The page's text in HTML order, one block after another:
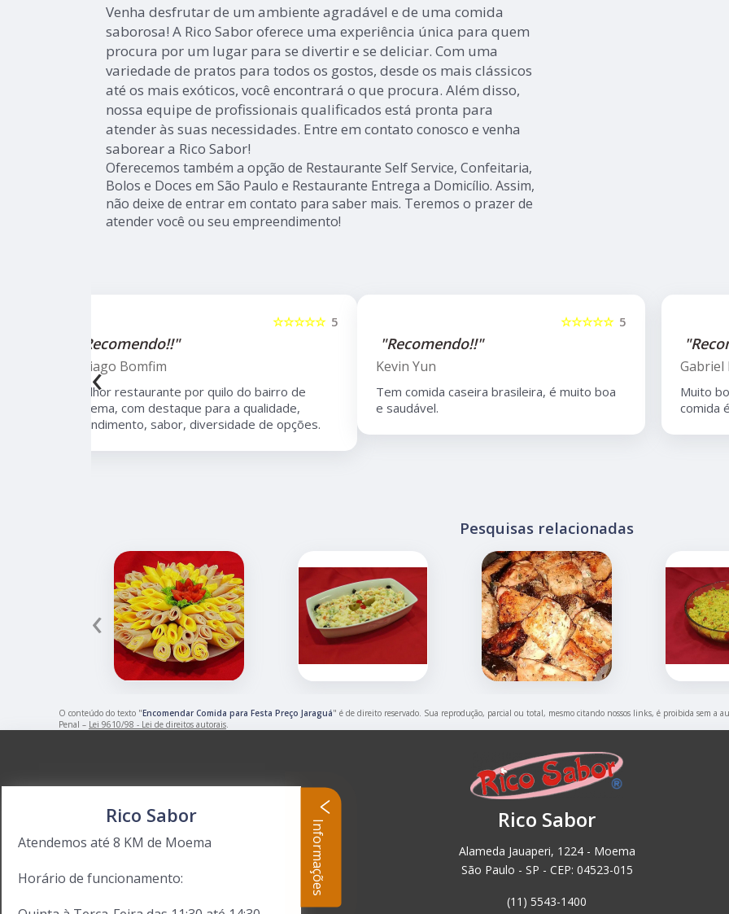
Venha desfrutar de um ambiente agradável e de uma comida
saborosa! A Rico Sabor oferece uma experiência única para quem
procura por um lugar para se divertir e se deliciar. Com uma
variedade de pratos para todos os gostos, desde os mais clássicos
até os mais exóticos, você encontrará o que procura. Além disso,
nossa equipe de profissionais qualificados está pronta para
atender às suas necessidades. Entre em contato conosco e venha
saborear a Rico Sabor!
Oferecemos também a opção de Restaurante Self Service, Confeitaria,
Bolos e Doces em São Paulo e Restaurante Entrega a Domicílio. Assim,
não deixe de entrar em contato para saber mais. Teremos o prazer de
atender você ou seu empreendimento!
☆☆☆☆☆
"Recomendo!!"
Kevin Yun
Tem comida caseira brasileira, é muito boa
e saudável.
☆☆☆☆☆
"Recomendo!!"
Gabriel Freitas
Muito bom atendimento do Anderson, e a
comida é maravilhosa.
‹
Pesquisas relacionadas
‹
O conteúdo do texto "Encomendar Comida para Festa Preço Jaraguá" é de direito reservado. Sua reprodução, parcial ou total, mesmo citando nossos links, é proibida sem a
Penal – Lei 9610/98 - Lei de direitos autorais.
Rico Sabor
Alameda Jauaperi, 1224 - Moema
São Paulo - SP - CEP: 04523-015
(11) 5543-1400
Rico Sabor
Atendemos até 8 KM de Moema
Horário de funcionamento:
Informações